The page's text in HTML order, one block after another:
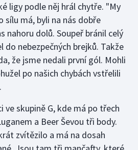
ligy podle něj hrál chytře. "My
sílu má, byli na nás dobře
nahoru dolů. Soupeř bránil celý
do nebezpečných brejků. Takže
že jsme nedali první gól. Mohli
po našich chybách vstřelili
ve skupině G, kde má po třech
a Beer Ševou tři body.
zvítězilo a má na dosah